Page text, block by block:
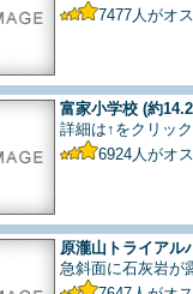
7477 人がオ
富家小学校 (約
詳細は↑をクリック
6924 人がオ
原瀧山トライアル
急斜面に石灰岩が